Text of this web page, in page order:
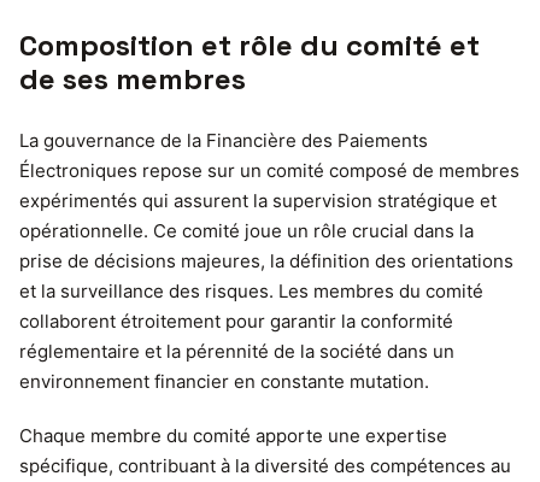
Composition et rôle du comité et
de ses membres
La gouvernance de la Financière des Paiements
Électroniques repose sur un comité composé de membres
expérimentés qui assurent la supervision stratégique et
opérationnelle. Ce comité joue un rôle crucial dans la
prise de décisions majeures, la définition des orientations
et la surveillance des risques. Les membres du comité
collaborent étroitement pour garantir la conformité
réglementaire et la pérennité de la société dans un
environnement financier en constante mutation.
Chaque membre du comité apporte une expertise
spécifique, contribuant à la diversité des compétences au